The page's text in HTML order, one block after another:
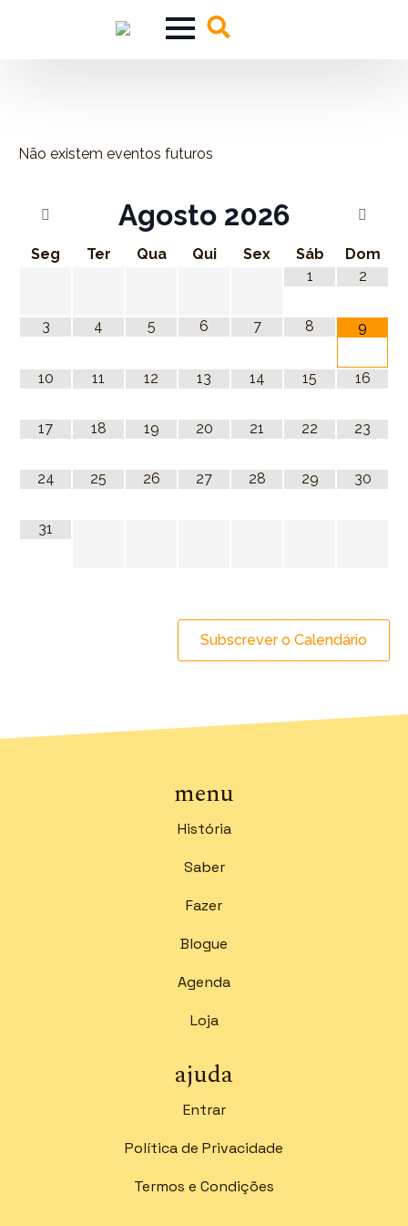
Não existem eventos futuros
Agosto 2026
Seg Ter Qua Qui Sex Sáb
Dom
1
2
3 4 5 6 7 8 9
10 11 12 13 14 15 16
17 18 19 20 21 22 23
24 25 26 27 28 29 30
31
Subscrever o Calendário
menu
História
Saber
Fazer
Blogue
Agenda
Loja
ajuda
Entrar
Política de Privacidade
Termos e Condições